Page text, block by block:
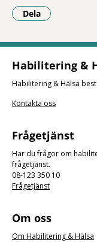
Dela
- Klicka för att
Habilitering &
Habilitering & Hälsa
Kontakta oss
Frågetjänst
Har du frågor om
frågetjänst.
08-123 350 10
Frågetjänst
Om oss
Om Habilitering & Hälsa